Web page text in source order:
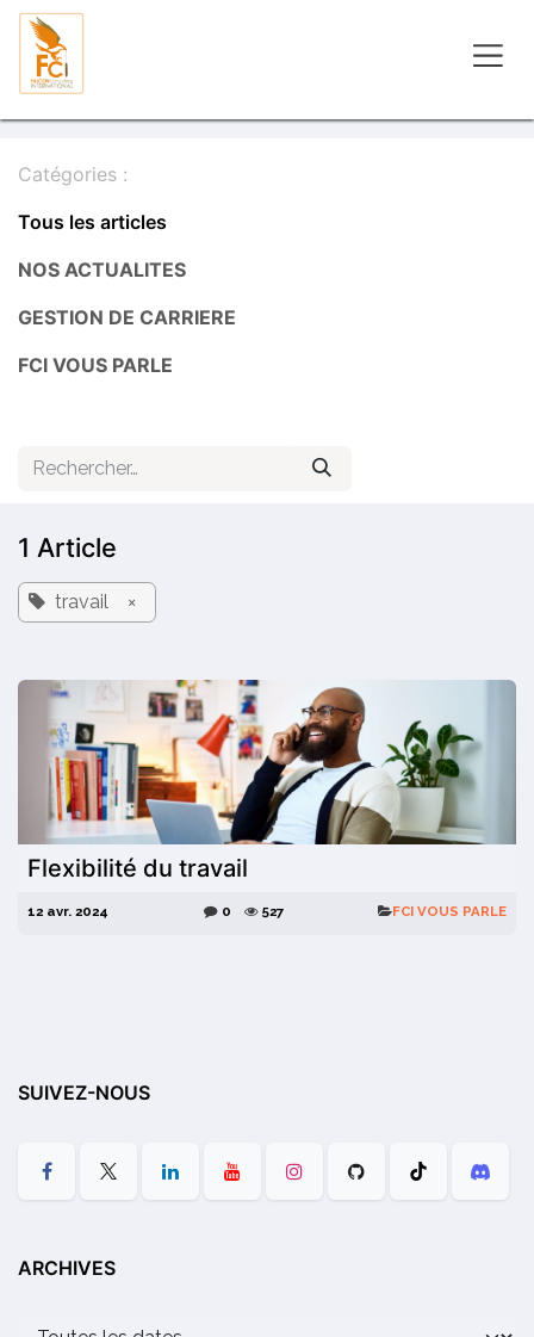
Se rendre au contenu
Catégories :
Tous les articles
NOS ACTUALITES
GESTION DE CARRIERE
​FCI VOUS PARLE
1 Article
travail ×
Flexibilité du travail
12 avr. 2024 0 527 ​FCI VOUS PARLE
SUIVEZ-NOUS
ARCHIVES